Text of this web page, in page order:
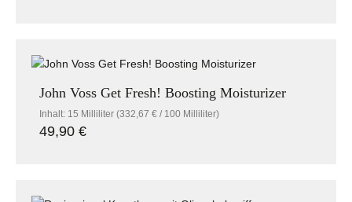
John Voss Get Fresh! Boosting Moisturizer
Inhalt: 15 Milliliter(332,67 € / 100 Milliliter)
Regulärer Preis:
49,90 €